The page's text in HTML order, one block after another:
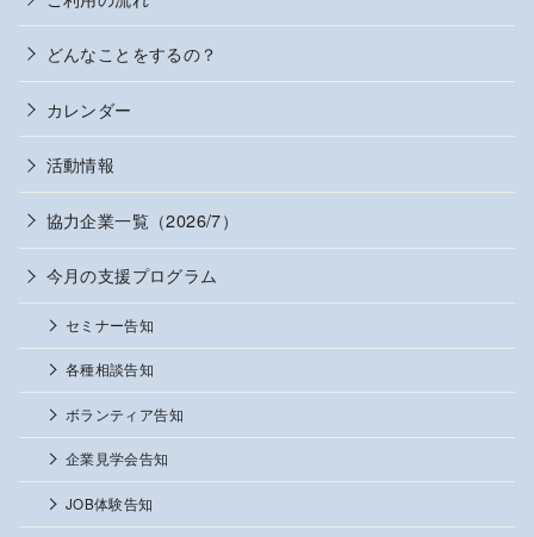
どんなことをするの？
カレンダー
活動情報
協力企業一覧（2026/7）
今月の支援プログラム
セミナー告知
各種相談告知
ボランティア告知
企業見学会告知
JOB体験告知